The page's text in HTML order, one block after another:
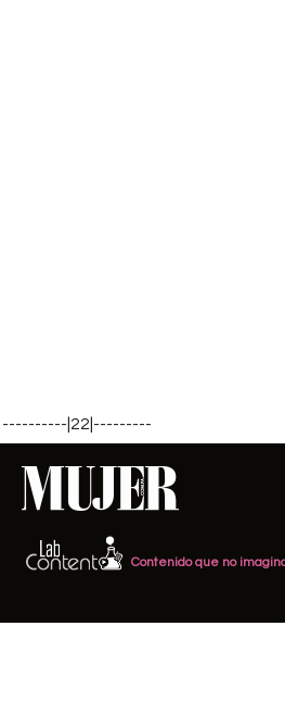
----------|22|---------
Contenido que no